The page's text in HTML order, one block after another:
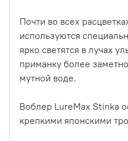
Почти во всех
используются
ярко светятся в лучах
приманку более
мутной воде.
Воблер LureMax Stinka
крепкими японскими